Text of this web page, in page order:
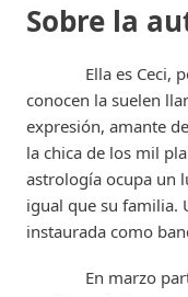
Sobre la
Ella es Ceci,
conocen la suelen
expresión, amante
la chica de los mil
astrología ocupa un
igual que su familia.
instaurada como
En marzo